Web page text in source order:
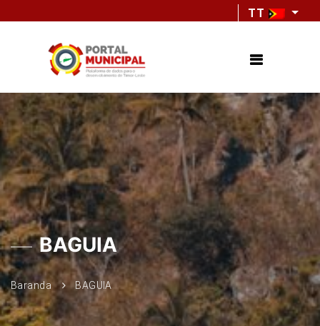
TT
BAGUIA
Baranda BAGUIA